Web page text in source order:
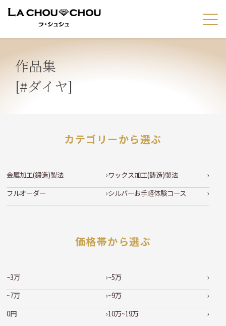
作品集
[#ダイヤ]
カテゴリーから選ぶ
金属加工(鍛造)製法
ワックス加工(鋳造)製法
フルオーダー
シルバーお手軽体験コース
価格帯から選ぶ
~3万
~5万
~7万
~9万
0円
10万~19万